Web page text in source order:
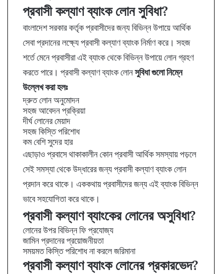
প্রবাসী কল্যাণ ব্যাংক লোন সুবিধা?
বাংলাদেশ সরকার কর্তৃক প্রবাসীদের জন্য বিভিন্ন উপায়ে আর্থিক
সেবা প্রদানের লক্ষ্যে প্রবাসী কল্যাণ ব্যাংক নির্মাণ করে। সহজ
শর্তে মেনে প্রবাসীরা এই ব্যাংক থেকে বিভিন্ন উপায়ে লোন গ্রহণ
করতে পারে। প্রবাসী কল্যাণ ব্যাংক লোনসুবিধা গুলো নিম্নে
উল্লেখ করা হলঃ
দ্রুত লোন অনুমোদন
সহজ আবেদন প্রক্রিয়া
দীর্ঘ লোনের মেয়াদ
সহজ কিস্তি পরিশোধ
কম বেশি সুদের হার
এছাড়াও প্রবাসে থাকাকালীন কোন প্রবাসী আর্থিক সমস্যায় পড়লে
সেই সমস্যা থেকে উদ্ধারের জন্য প্রবাসী কল্যাণ ব্যাংক লোন
প্রদান করে থাকে। এককথায় প্রবাসীদের জন্য এই ব্যাংক বিভিন্ন
ভাবে সহযোগিতা করে থাকে।
প্রবাসী কল্যাণ ব্যাংকের লোনের অসুবিধা?
লোনের উপর বিভিন্ন ফি প্রযোজ্য
জামিন প্রদানের প্রয়োজনীয়তা
সময়মত কিস্তি পরিশোধ না করলে জরিমানা
প্রবাসী কল্যাণ ব্যাংক লোনের প্রকারভেদ?